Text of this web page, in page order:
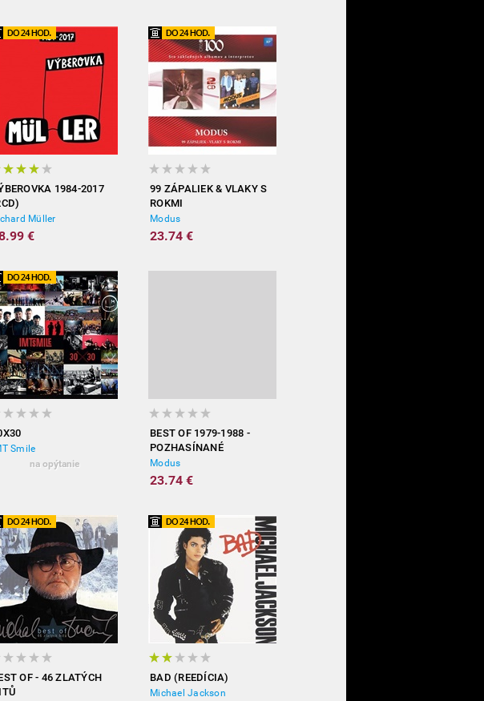
1984-2017
Müller
€
99 ZÁPALIEK & VLAKY S
ROKMI
Modus
23.74 €
Smile
na opýtanie
BEST OF 1979-1988 -
POZHASÍNANÉ
Modus
23.74 €
OF - 46 ZLATÝCH
BAD (REEDÍCIA)
Michael Jackson